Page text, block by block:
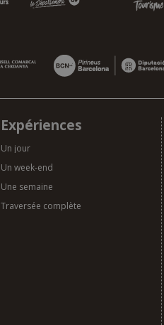
Expériences
Un jour
Un week-end
Une semaine
Traversée complète